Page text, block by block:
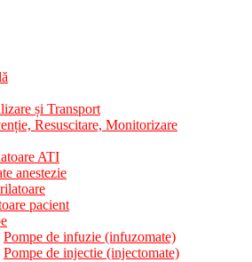
și Transport
Resuscitare, Monitorizare
ATI
anestezie
pacient
Pompe de infuzie (infuzomate)
Pompe de injectie (injectomate)